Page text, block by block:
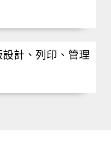
計、列印、管理